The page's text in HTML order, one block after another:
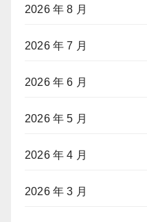
2026 年 8 月
2026 年 7 月
2026 年 6 月
2026 年 5 月
2026 年 4 月
2026 年 3 月